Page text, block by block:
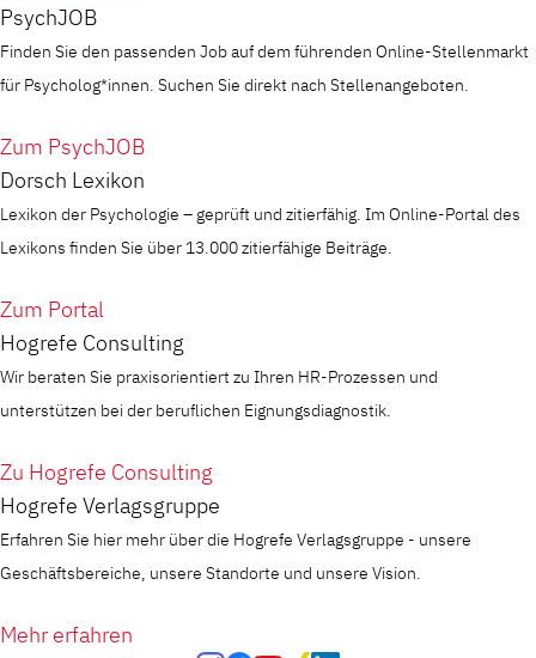
PsychJOB
Finden Sie den passenden Job auf dem führenden Online-Stellenmarkt
für Psycholog*innen. Suchen Sie direkt nach Stellenangeboten.
Zum PsychJOB
Dorsch Lexikon
Lexikon der Psychologie – geprüft und zitierfähig. Im Online-Portal des
Lexikons finden Sie über 13.000 zitierfähige Beiträge.
Zum Portal
Hogrefe Consulting
Wir beraten Sie praxisorientiert zu Ihren HR-Prozessen und
unterstützen bei der beruflichen Eignungsdiagnostik.
Zu Hogrefe Consulting
Hogrefe Verlagsgruppe
Erfahren Sie hier mehr über die Hogrefe Verlagsgruppe - unsere
Geschäftsbereiche, unsere Standorte und unsere Vision.
Mehr erfahren